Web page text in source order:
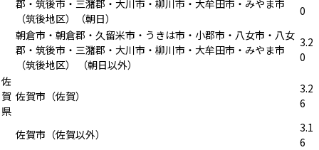
郡・筑後市・三潴郡・大川市・柳川市・大牟田市・みやま市
（筑後地区）（朝日）
0
朝倉市・朝倉郡・久留米市・うきは市・小郡市・八女市・八女
郡・筑後市・三潴郡・大川市・柳川市・大牟田市・みやま市
（筑後地区） （朝日以外）
3.2
0
佐
賀
県
佐賀市（佐賀）
3.2
6
佐賀市（佐賀以外）
3.1
6